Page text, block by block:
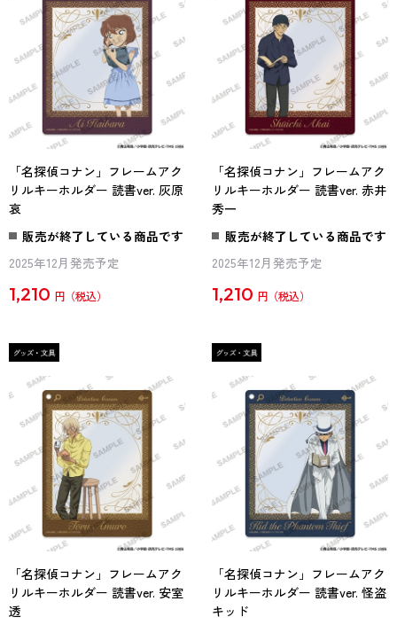
「名探偵コナン」フレームアク
リルキーホルダー 読書ver. 灰原
哀
販売が終了している商品です
2025年12月発売予定
1,210 円
「名探偵コナン」フレームアク
リルキーホルダー 読書ver. 赤井
秀一
販売が終了している商品です
2025年12月発売予定
1,210 円
「名探偵コナン」フレームアク
リルキーホルダー 読書ver. 安室
透
「名探偵コナン」フレームアク
リルキーホルダー 読書ver. 怪盗
キッド